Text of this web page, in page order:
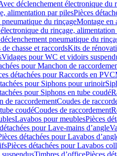
déclenchement électronique du
alimentation par pilesPièces
du rinçageMontage en
du rinçage, alimentation
pneumatique du
chasse et raccordsKits de
Vidages pour WC et vidoirs
pour Manchon de
détachées pour Raccords en PVC
pour Siphons pour urinoir
pour Siphons en tube coudé
de raccordementCoudes de
coudéCoudes de raccordement
Lavabos pour meublesPièces
pour Lave-mains d’angle
détachées pour Lavabos
Pièces détachées pour Lavabos
Timbres dʼofficePièces